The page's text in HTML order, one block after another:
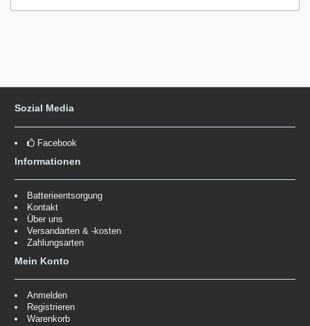
Sozial Media
Facebook
Informationen
Batterieentsorgung
Kontakt
Über uns
Versandarten & -kosten
Zahlungsarten
Mein Konto
Anmelden
Registrieren
Warenkorb